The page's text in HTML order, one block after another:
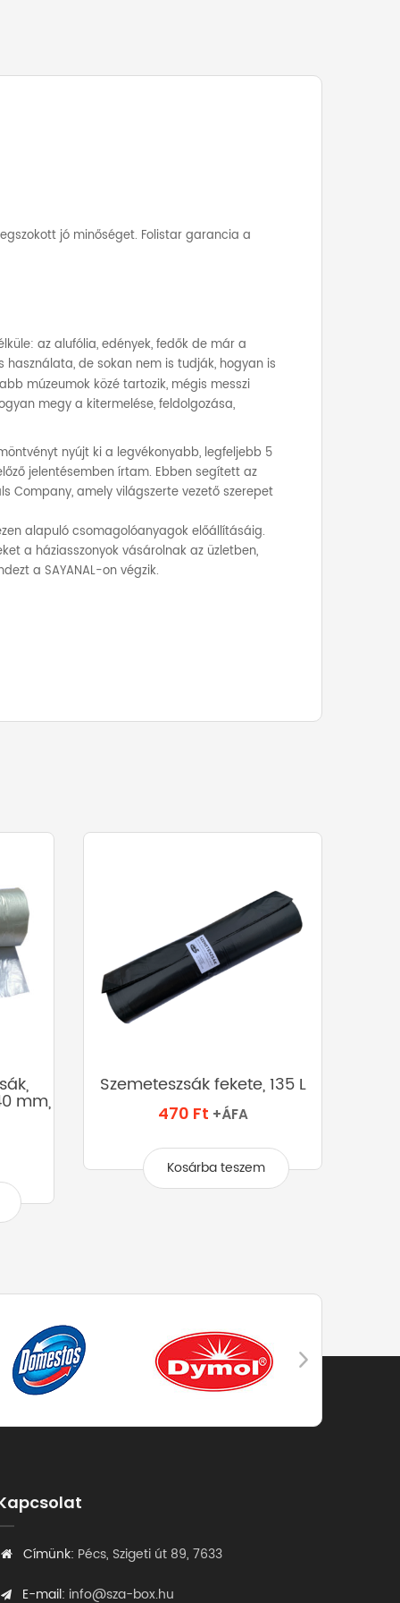
jó minőséget. Folistar garancia a
az alufólia, edények, fedők de már a
de sokan nem is tudják, hogyan is
múzeumok közé tartozik, mégis messzi
megy a kitermelése, feldolgozása,
nyújt ki a legvékonyabb, legfeljebb 5
jelentésemben írtam. Ebben segített az
Company, amely világszerte vezető szerepet
alapuló csomagolóanyagok előállításáig.
a háziasszonyok vásárolnak az üzletben,
a SAYANAL-on végzik.
mm,
Szemeteszsák fekete, 135 L
470 Ft +ÁFA
Kosárba teszem
Címünk: Pécs, Szigeti út 89, 7633
E-mail: info@sza-box.hu